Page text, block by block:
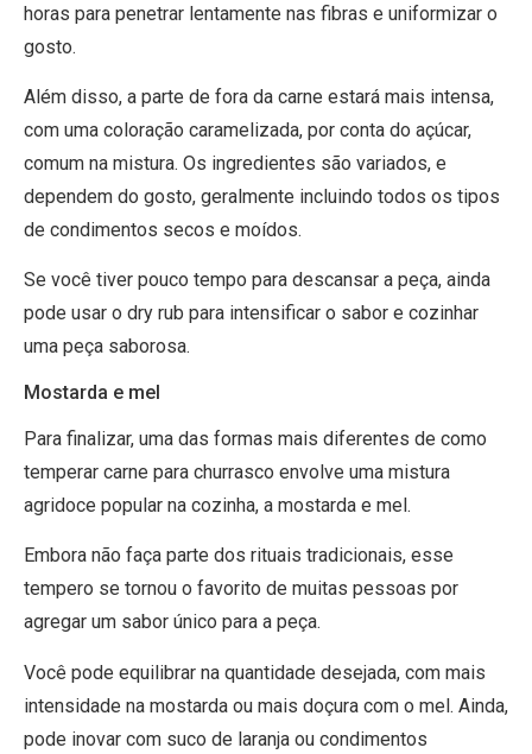
horas para penetrar lentamente nas fibras e uniformizar o
gosto.
Além disso, a parte de fora da carne estará mais intensa,
com uma coloração caramelizada, por conta do açúcar,
comum na mistura. Os ingredientes são variados, e
dependem do gosto, geralmente incluindo todos os tipos
de condimentos secos e moídos.
Se você tiver pouco tempo para descansar a peça, ainda
pode usar o dry rub para intensificar o sabor e cozinhar
uma peça saborosa.
Mostarda e mel
Para finalizar, uma das formas mais diferentes de como
temperar carne para churrasco envolve uma mistura
agridoce popular na cozinha, a mostarda e mel.
Embora não faça parte dos rituais tradicionais, esse
tempero se tornou o favorito de muitas pessoas por
agregar um sabor único para a peça.
Você pode equilibrar na quantidade desejada, com mais
intensidade na mostarda ou mais doçura com o mel. Ainda,
pode inovar com suco de laranja ou condimentos